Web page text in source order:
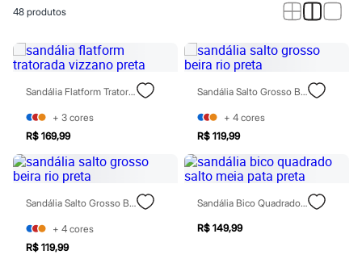
Casacos e Jaquetas
Macacões
Saias
Shorts e Bermudas
Vestidos
Bolsas
Bonés e Chapéus
Cintos
Óculos
Calçados
Botas
Chinelos
Rasteirinhas
48 produtos
Sandália Flatform Tratorada Vizzano Preta
+ 3 cores
R$ 169,99
Sandália Salto Grosso Beira Rio Preta
+ 4 cores
R$ 119,99
Sandália Salto Grosso Beira Rio Preta
+ 4 cores
R$ 119,99
Sandália Bico Quadrado Salto Meia Pata Preta
R$ 149,99